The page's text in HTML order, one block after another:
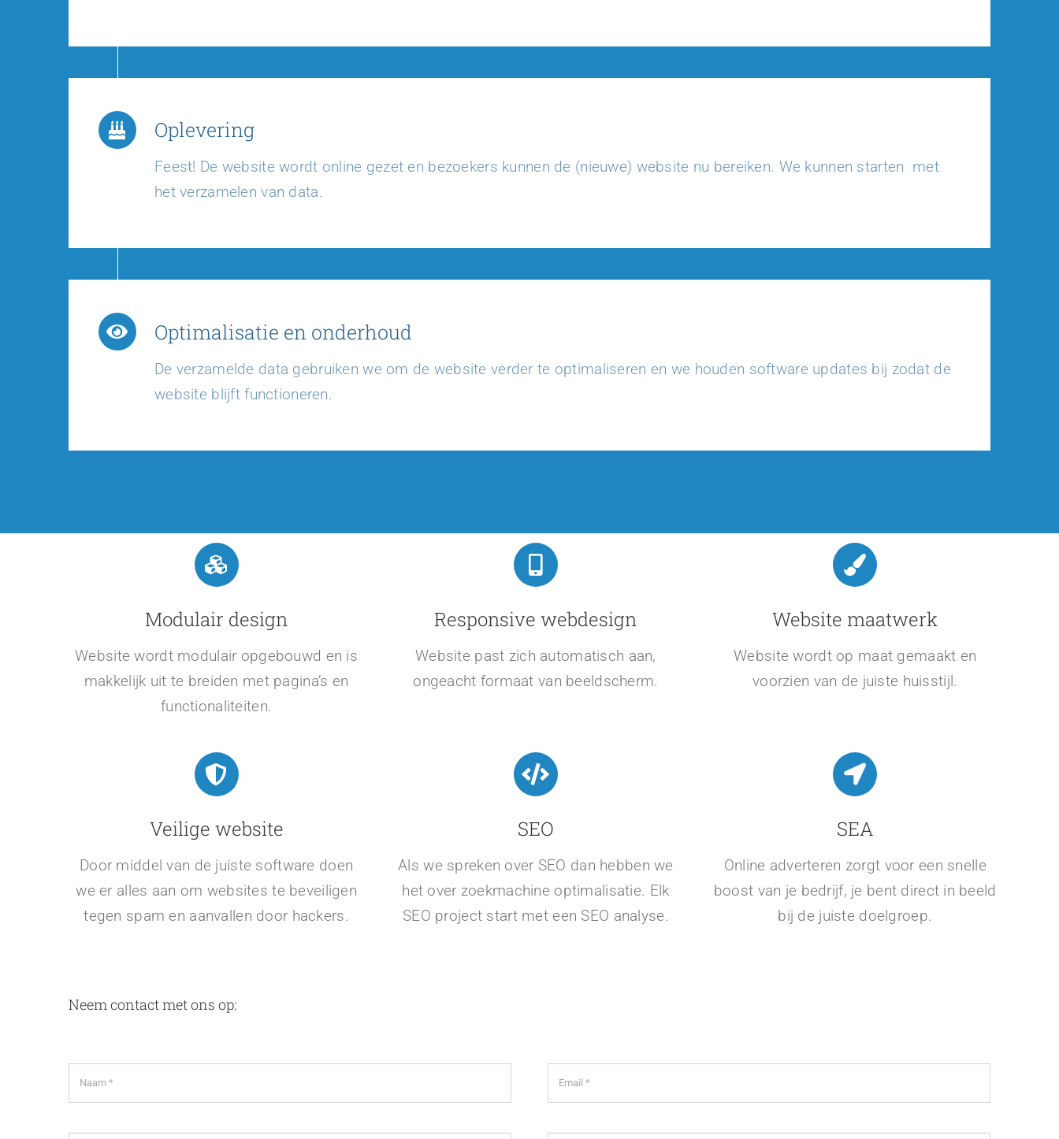
Oplevering
Feest! De website wordt online gezet en bezoekers kunnen de (nieuwe) website nu bereiken. We kunnen starten met
het verzamelen van data.
Optimalisatie en onderhoud
De verzamelde data gebruiken we om de website verder te optimaliseren en we houden software updates bij zodat de
website blijft functioneren.
Modulair design
Website wordt modulair opgebouwd en is
makkelijk uit te breiden met pagina’s en
functionaliteiten.
Responsive webdesign
Website past zich automatisch aan,
ongeacht formaat van beeldscherm.
Website maatwerk
Website wordt op maat gemaakt en
voorzien van de juiste huisstijl.
Veilige website
Door middel van de juiste software doen
we er alles aan om websites te beveiligen
tegen spam en aanvallen door hackers.
SEO
Als we spreken over SEO dan hebben we
het over zoekmachine optimalisatie. Elk
SEO project start met een SEO analyse.
SEA
Online adverteren zorgt voor een snelle
boost van je bedrijf, je bent direct in beeld
bij de juiste doelgroep.
Neem contact met ons op: